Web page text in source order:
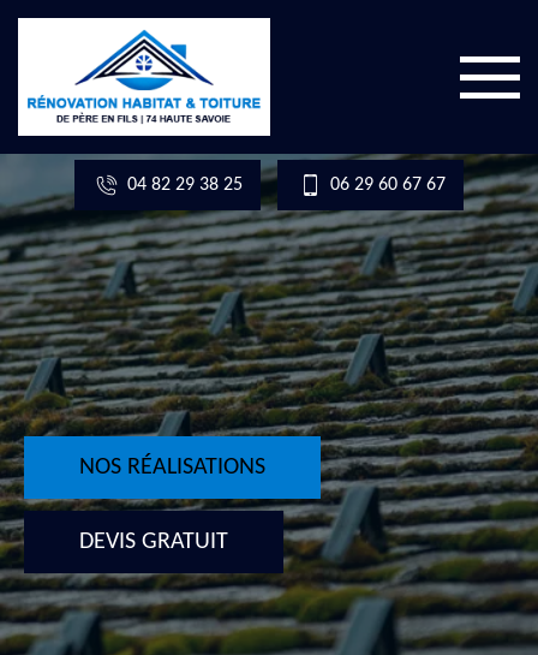
04 82 29 38 25 06 29 60 67 67
NOS RÉALISATIONS
DEVIS GRATUIT